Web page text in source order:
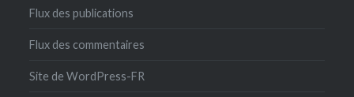
Flux des publications
Flux des commentaires
Site de WordPress-FR